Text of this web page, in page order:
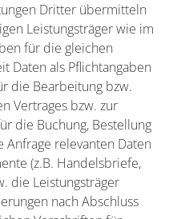
Dritter übermitteln
Leistungsträger wie im
für die gleichen
Daten als Pflichtangaben
die Bearbeitung bzw.
Vertrages bzw. zur
die Buchung, Bestellung
Anfrage relevanten Daten
(z.B. Handelsbriefe,
die Leistungsträger
nach Abschluss